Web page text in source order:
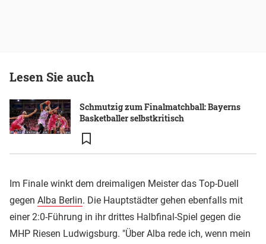
Lesen Sie auch
Schmutzig zum Finalmatchball: Bayerns
Basketballer selbstkritisch
Im Finale winkt dem dreimaligen Meister das Top-Duell
gegen Alba Berlin. Die Hauptstädter gehen ebenfalls mit
einer 2:0-Führung in ihr drittes Halbfinal-Spiel gegen die
MHP Riesen Ludwigsburg. "Über Alba rede ich, wenn mein